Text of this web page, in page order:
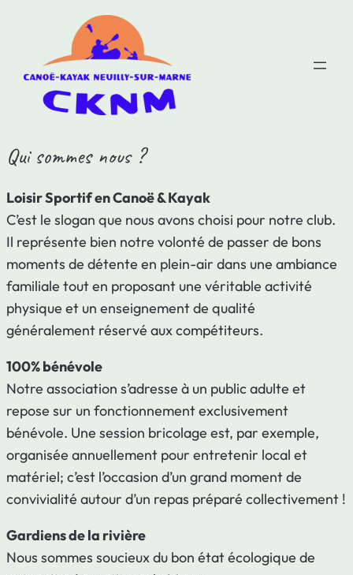
Qui sommes nous ?
Loisir Sportif en Canoë & Kayak
C’est le slogan que nous avons choisi pour notre club.
Il représente bien notre volonté de passer de bons
moments de détente en plein-air dans une ambiance
familiale tout en proposant une véritable activité
physique et un enseignement de qualité
généralement réservé aux compétiteurs.
100% bénévole
Notre association s’adresse à un public adulte et
repose sur un fonctionnement exclusivement
bénévole. Une session bricolage est, par exemple,
organisée annuellement pour entretenir local et
matériel; c’est l’occasion d’un grand moment de
convivialité autour d’un repas préparé collectivement !
Gardiens de la rivière
Nous sommes soucieux du bon état écologique de